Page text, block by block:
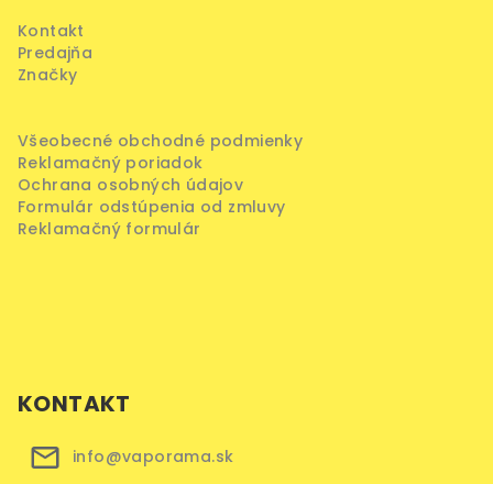
Kontakt
Predajňa
Značky
Všeobecné obchodné podmienky
Reklamačný poriadok
Ochrana osobných údajov
Formulár odstúpenia od zmluvy
Reklamačný formulár
KONTAKT
info@vaporama.sk